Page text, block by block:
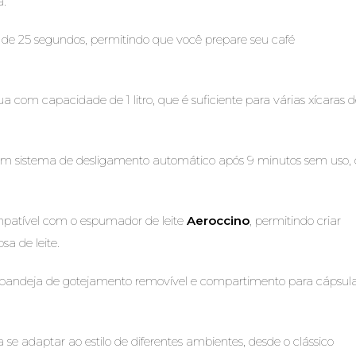
25 segundos, permitindo que você prepare seu café
com capacidade de 1 litro, que é suficiente para várias xícaras
sistema de desligamento automático após 9 minutos sem uso,
com o espumador de leite Aeroccino , permitindo criar
de leite.
de gotejamento removível e compartimento para
se adaptar ao estilo de diferentes ambientes, desde o clássico